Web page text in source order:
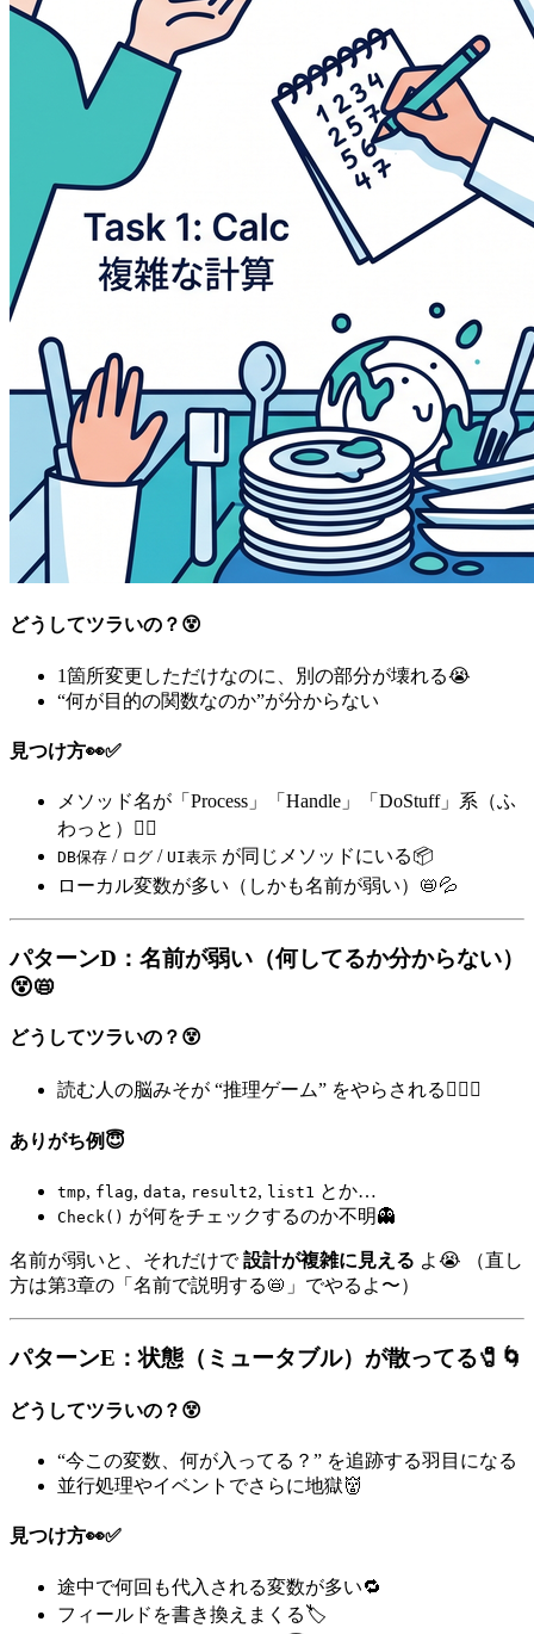
どうしてツラいの？😵
1箇所変更しただけなのに、別の部分が壊れる😭
“何が目的の関数なのか”が分からない
見つけ方👀✅
メソッド名が「Process」「Handle」「DoStuff」系（ふ
わっと）😶‍🌫️
DB保存 / ログ / UI表示 が同じメソッドにいる📦
ローカル変数が多い（しかも名前が弱い）📛💦
パターンD：名前が弱い（何してるか分からない）
😵📛
どうしてツラいの？😵
読む人の脳みそが “推理ゲーム” をやらされる🕵️‍♀️💦
ありがち例😇
tmp, flag, data, result2, list1 とか…
Check() が何をチェックするのか不明👻
名前が弱いと、それだけで設計が複雑に見える よ😭 （直し
方は第3章の「名前で説明する📛」でやるよ〜）
パターンE：状態（ミュータブル）が散ってる🧷🌀
どうしてツラいの？😵
“今この変数、何が入ってる？” を追跡する羽目になる
並行処理やイベントでさらに地獄👹
見つけ方👀✅
途中で何回も代入される変数が多い🔁
フィールドを書き換えまくる🏷️